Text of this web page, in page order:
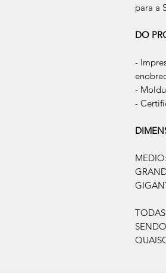
para a
DO
-
-
-